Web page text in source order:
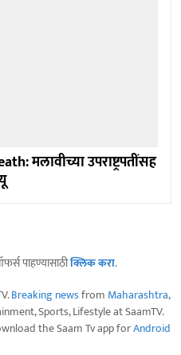
मलावीच्या उपराष्ट्रपतींसह
पाहण्यासाठीक्लिक करा.
Breaking newsfrom Maharashtra,
Sports, Lifestyle at SaamTV.
the Saam Tv app forAndroid